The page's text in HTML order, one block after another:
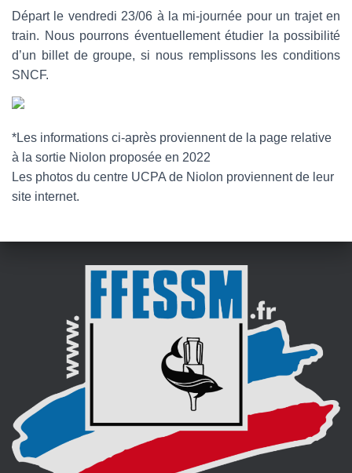
Départ le vendredi 23/06 à la mi-journée pour un trajet en
train. Nous pourrons éventuellement étudier la possibilité
d’un billet de groupe, si nous remplissons les conditions
SNCF.
*Les informations ci-après proviennent de la page relative
à la sortie Niolon proposée en 2022
Les photos du centre UCPA de Niolon proviennent de leur
site internet.